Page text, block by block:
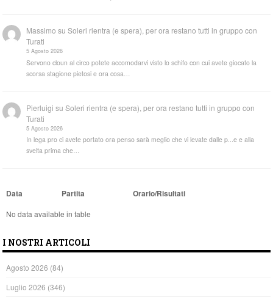
Massimo suSoleri rientra (e spera), per ora restano tutti in gruppo con
Turati
5 Agosto 2026
Servono cloun al circo potete accomodarvi visto lo schifo con cui avete giocato la
scorsa stagione pietosi e ora cosa…
Pierluigi suSoleri rientra (e spera), per ora restano tutti in gruppo con
Turati
5 Agosto 2026
In lega pro ci avete portato ora penso sarà meglio che vi levate dalle p...e e alla
svelta prima che…
Data Partita Orario/Risultati
No data available in table
I NOSTRI ARTICOLI
Agosto 2026 (84)
Luglio 2026 (346)